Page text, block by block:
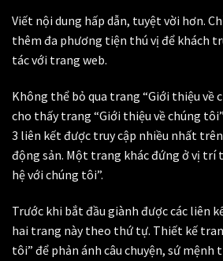
Viết nội dung hấp dẫn, tuyệt vời hơn.
thêm đa phương tiện thú vị để khách
tác với trang web.
Không thể bỏ qua trang “Giới thiệu về
cho thấy trang “Giới thiệu về chúng
3 liên kết được truy cập nhiều nhất
động sản. Một trang khác đứng ở vị trí
hệ với chúng tôi”.
Trước khi bắt đầu giành được các liên
hai trang này theo thứ tự. Thiết kế
tôi” để phản ánh câu chuyện, sứ mệnh